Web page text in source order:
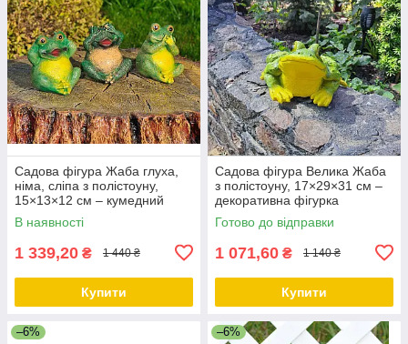
Садова фігура Жаба глуха,
німа, сліпа з полістоуну,
15×13×12 см – кумедний
декор для саду та тераси
В наявності
1 339,20 ₴ 1 440 ₴
Купити
Садова фігура Велика Жаба
з полістоуну, 17×29×31 см –
декоративна фігурка
Готово до відправки
1 071,60 ₴ 1 140 ₴
Купити
–6% –6%